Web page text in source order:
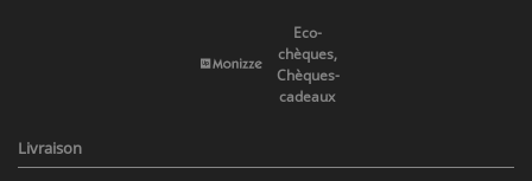
Eco-
chèques,
Chèques-
cadeaux
Livraison